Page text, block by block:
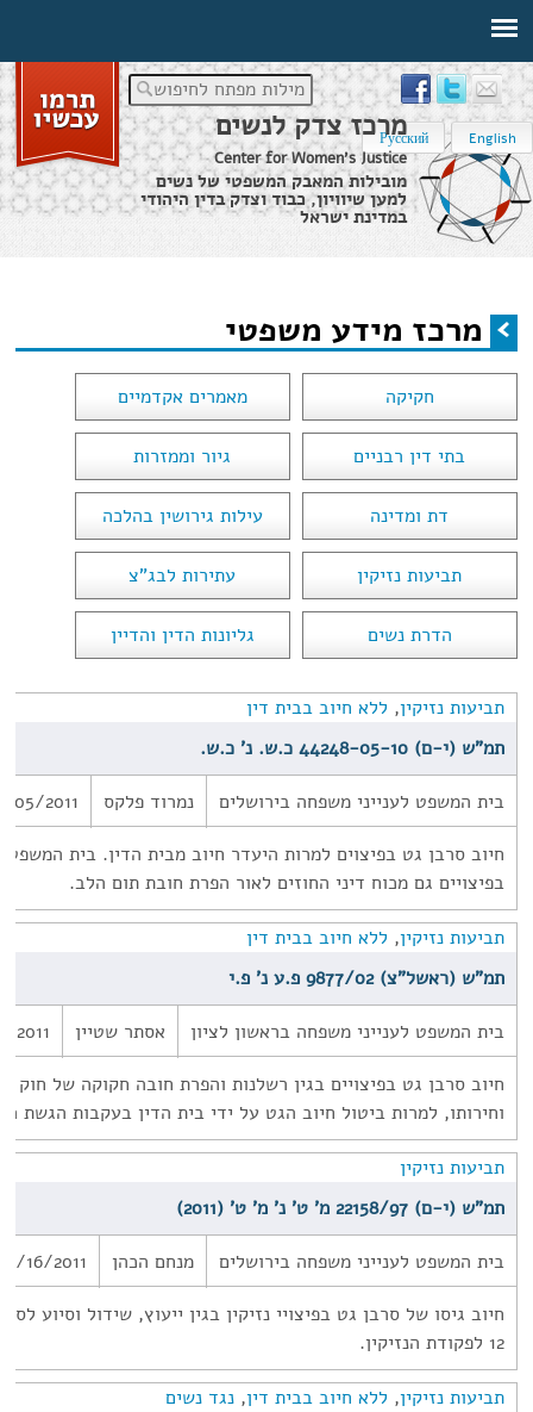
מילות מפתח לחיפוש
English
Русский
מרכז צדק לנשים
Center for Women's Justice
מובילות המאבק המשפטי של נשים
למען שיוויון, כבוד וצדק בדין היהודי
במדינת ישראל
הינך נמצא כאן
מרכז מידע משפטי
חקיקה מאמרים אקדמיים
בתי דין רבניים גיור וממזרות
דת ומדינה עילות גירושין בהלכה
תביעות נזיקין עתירות לבג"צ
הדרת נשים גליונות הדין והדיין
תביעות נזיקין, ללא חיוב בבית דין
תמ"ש (י-ם) 44248-05-10 כ.ש. נ' כ.ש.
בית המשפט לענייני משפחה בירושלים נמרוד פלקס
05/2011
חיוב סרבן גט בפיצוים למרות היעדר חיוב מבית הדין. בית המשפט
בפיצויים גם מכוח דיני החוזים לאור הפרת חובת תום הלב.
תביעות נזיקין, ללא חיוב בבית דין
תמ"ש (ראשל"צ) 9877/02 פ.ע נ' פ.י
בית המשפט לענייני משפחה בראשון לציון אסתר שטיין
2011
חיוב סרבן גט בפיצויים בגין רשלנות והפרת חובה חקוקה של חוק
וחירותו, למרות ביטול חיוב הגט על ידי בית הדין בעקבות הגשת
תביעות נזיקין
תמ"ש (י-ם) 22158/97 מ' ט' נ' מ' ט' (2011)
בית המשפט לענייני משפחה בירושלים מנחם הכהן
16/2011
חיוב גיסו של סרבן גט בפיצויי נזיקין בגין ייעוץ, שידול וסיוע
12 לפקודת הנזיקין.
תביעות נזיקין, ללא חיוב בבית דין,נגד נשים